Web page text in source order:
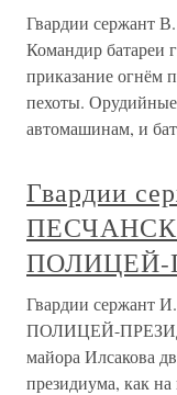
Гвардии
Командир батареи
приказание огнём
пехоты.
автомашинам, и
Гвардии
Гвардии
ПОЛИЦЕЙ-
майора Илсакова
президиума, как